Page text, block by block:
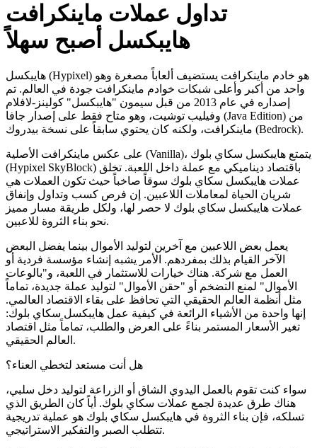
تداول عملات ماينكرافت
هايبكسل أصبح سهلاً
هايبكسل (Hypixel) هو خادم ماينكرافت يستضيف ألعاباً مصغرة وهو
واحد من أكبر وأعلى شبكات خوادم ماينكرافت جودة في العالم. تم
إصداره في عام 2013 من قبل سيمون "هايبكسل" كولينز-لافلام
وفيليب توشيت، وهو متاح فقط على إصدار جافا (Java Edition) من
ماينكرافت، ولكنه كان يحتوي سابقاً على نسخة بيدروك (Bedrock).
على عكس ماينكرافت الأصلية (Vanilla)، يتمتع هايبكسل سكاي بلوك
(Hypixel SkyBlock) باقتصاد ديناميكي مع عملة داخل اللعبة. تخلق
عملات هايبكسل سكاي بلوك سوقاً صاخباً حيث تكون العملات هي
شريان الحياة لمعاملات اللاعبين. إن فرص كسب وتداول وإنفاق
عملات هايبكسل سكاي بلوك لا حصر لها، ولكل طريقة مسار مميز
نحو بناء الثروة للاعبين.
يعمل بعض اللاعبين مع آخرين لتوليد الأموال بينما يفضل البعض
الآخر القيام بذلك بمفردهم. الأمر يشبه إنشاء مؤسسة فردية أو
العمل مع شركة. هناك خيارات للاستثمار في اللعبة، و"بالوعات
الأموال" لمنع التضخم أو "حقن الأموال" لتوليد عملة جديدة، تماماً
مثل أنظمة العالم الحقيقي التي تحافظ على بقاء الاقتصاد العالمي.
إنها واحدة من الأشياء الرائعة في كيفية عمل هايبكسل سكاي بلوك:
تغير الأسعار المستمر بناءً على العرض والطلب، تماماً مثل اقتصاد
العالم الحقيقي.
هل أنت مستعد لتخطي العناء؟
سواء كنت تقوم بالعمل اليدوي الشاق أو الزراعة لتوليد دخل سلبي،
هناك طرق عديدة لجمع عملات سكاي بلوك. أياً كان الطريق الذي
تسلكه، فإن بناء الثروة في هايبكسل سكاي بلوك هو عملية تدريجية
تتطلب الصبر والتفكير الاستراتيجي.